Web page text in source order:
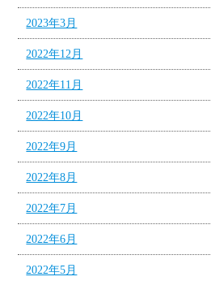
2023年3月
2022年12月
2022年11月
2022年10月
2022年9月
2022年8月
2022年7月
2022年6月
2022年5月